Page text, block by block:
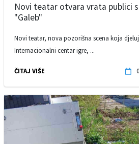
Novi teatar otvara vrata publici
"Galeb"
Novi teatar, nova pozorišna scena koja
Internacionalni centar igre, ...
ČITAJ VIŠE